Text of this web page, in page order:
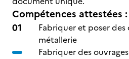
Compétences attestées :
Fabriquer et poser des
métallerie
Fabriquer des